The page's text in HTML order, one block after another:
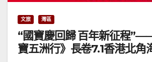
文旅 灣區
“國寶慶回歸 百年新征程
寶五洲行》長卷7.1香港北角